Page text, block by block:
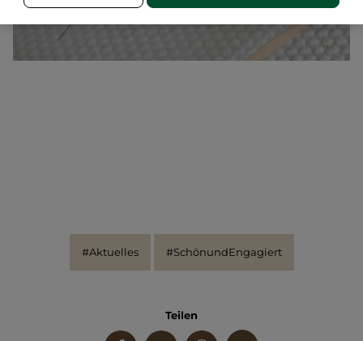
#Aktuelles #SchönundEngagiert
Teilen